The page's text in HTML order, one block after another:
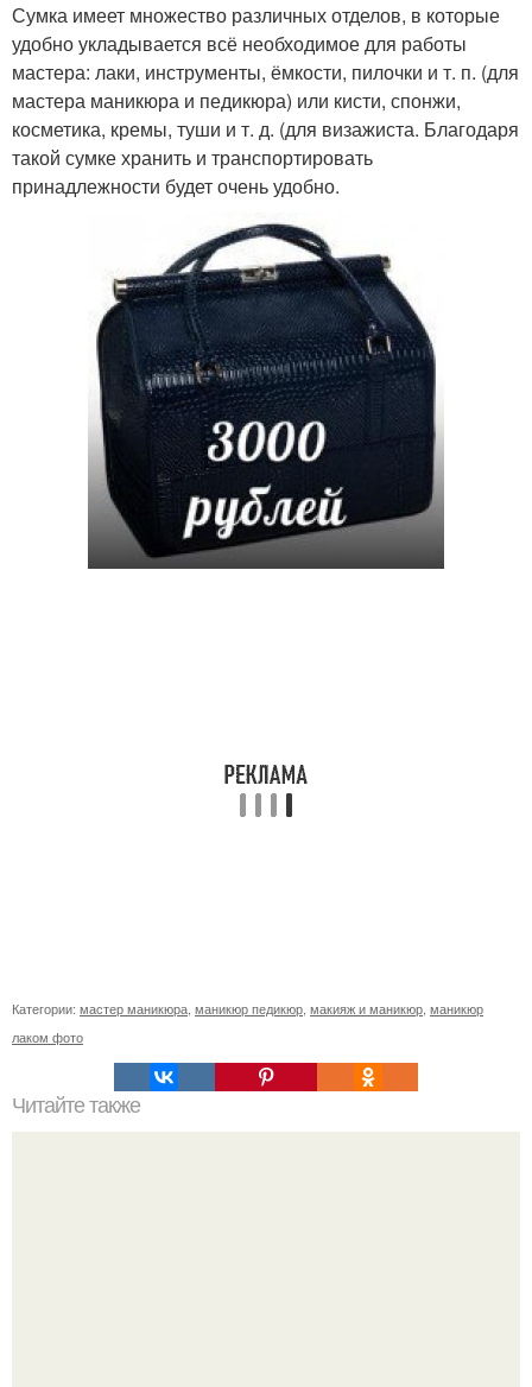
Сумка имеет множество различных отделов, в которые
удобно укладывается всё необходимое для работы
мастера: лаки, инструменты, ёмкости, пилочки и т. п. (для
мастера маникюра и педикюра) или кисти, спонжи,
косметика, кремы, туши и т. д. (для визажиста. Благодаря
такой сумке хранить и транспортировать
принадлежности будет очень удобно.
Категории: мастер маникюра маникюр педикюр макияж и маникюр маникюр
лаком фото
Читайте также